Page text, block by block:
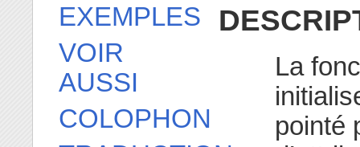
La
pointé
EXEMPLES
VOIR
AUSSI
COLOPHON